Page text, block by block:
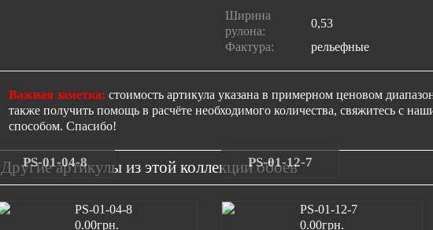
Ширина
рулона:
0,53
Фактура:
рельефные
Важная заметка: стоимость артикула указана в примерном ценовом
также получить помощь в расчёте необходимого количества, свяжитесь с
способом. Спасибо!
Другие артикулы из этой коллекции обоев
PS-01-04-8
0.00грн.
PS-01-12-7
0.00грн.